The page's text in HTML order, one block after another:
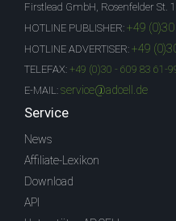
Firstlead GmbH, Rosenfelder St.
HOTLINE PUBLISHER: +49
HOTLINE ADVERTISER: +49
TELEFAX: +49 (0)30 - 609 83 61-
E-MAIL: service@adcell.de
Service
News
Affiliate-Lexikon
Download
API